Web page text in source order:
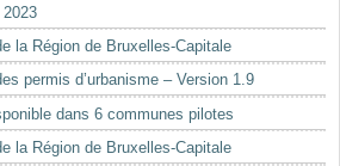
la Région de Bruxelles-Capitale
permis d’urbanisme – Version 1.9
dans 6 communes pilotes
la Région de Bruxelles-Capitale